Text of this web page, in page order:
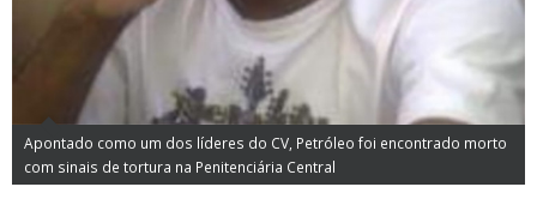
Apontado como um dos líderes do CV, Petróleo foi encontrado morto
com sinais de tortura na Penitenciária Central